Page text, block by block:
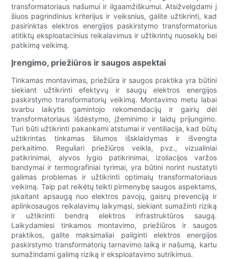
transformatoriaus našumui ir ilgaamžiškumui. Atsižvelgdami į
šiuos pagrindinius kriterijus ir veiksnius, galite užtikrinti, kad
pasirinktas elektros energijos paskirstymo transformatorius
atitiktų eksploatacinius reikalavimus ir užtikrintų nuoseklų bei
patikimą veikimą.
Įrengimo, priežiūros ir saugos aspektai
Tinkamas montavimas, priežiūra ir saugos praktika yra būtini
siekiant užtikrinti efektyvų ir saugų elektros energijos
paskirstymo transformatorių veikimą. Montavimo metu labai
svarbu laikytis gamintojo rekomendacijų ir gairių dėl
transformatoriaus išdėstymo, įžeminimo ir laidų prijungimo.
Turi būti užtikrinti pakankami atstumai ir ventiliacija, kad būtų
užtikrintas tinkamas šilumos išsklaidymas ir išvengta
perkaitimo. Reguliari priežiūros veikla, pvz., vizualiniai
patikrinimai, alyvos lygio patikrinimai, izoliacijos varžos
bandymai ir termografiniai tyrimai, yra būtini norint nustatyti
galimas problemas ir užtikrinti optimalų transformatoriaus
veikimą. Taip pat reikėtų teikti pirmenybę saugos aspektams,
įskaitant apsaugą nuo elektros pavojų, gaisrų prevenciją ir
aplinkosaugos reikalavimų laikymąsi, siekiant sumažinti riziką
ir užtikrinti bendrą elektros infrastruktūros saugą.
Laikydamiesi tinkamos montavimo, priežiūros ir saugos
praktikos, galite maksimaliai pailginti elektros energijos
paskirstymo transformatorių tarnavimo laiką ir našumą, kartu
sumažindami galimą riziką ir eksploatavimo sutrikimus.